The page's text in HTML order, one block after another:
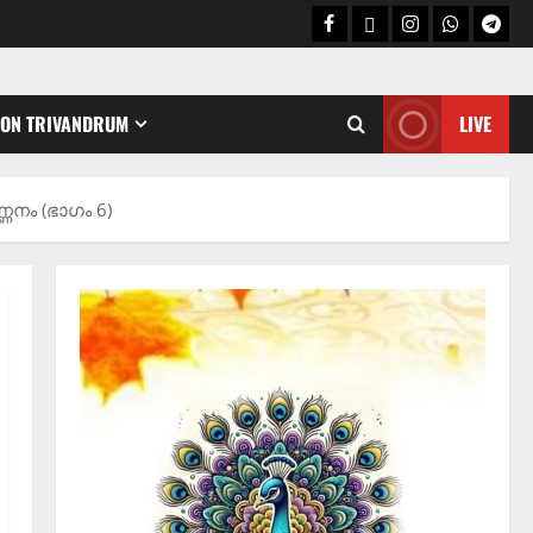
TRIVANDRUM LIVE
(ഭാഗം 6)
2
Holy Name /ഹരി നാമാമൃതം (Articles)
Announcement / Upcoming Festivals
ഏകാദശി
MIND / മനസ്സ് (ARTICLES)
മനസ്സിന് കീഴടങ്ങരുത്;
മനസ്സിനെ കീഴടക്കുക!